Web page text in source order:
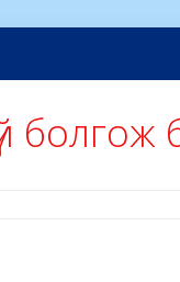
болгож